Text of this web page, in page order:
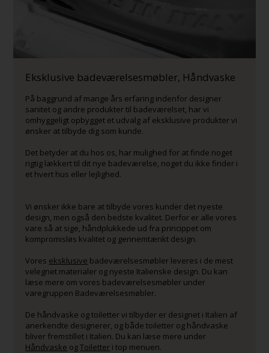
Eksklusive badeværelsesmøbler, Håndvaske
På baggrund af mange års erfaring indenfor designer
sanitet og andre produkter til badeværelset, har vi
omhyggeligt opbygget et udvalg af eksklusive produkter vi
ønsker at tilbyde dig som kunde.
Det betyder at du hos os, har mulighed for at finde noget
rigtig lækkert til dit nye badeværelse, noget du ikke finder i
et hvert hus eller lejlighed.
Vi ønsker ikke bare at tilbyde vores kunder det nyeste
design, men også den bedste kvalitet. Derfor er alle vores
vare så at sige, håndplukkede ud fra princippet om
kompromisløs kvalitet og gennemtænkt design.
Vores eksklusive badeværelsesmøbler leveres i de mest
velegnet materialer og nyeste Italienske design. Du kan
læse mere om vores badeværelsesmøbler under
varegruppen Badeværelsesmøbler.
De håndvaske og toiletter vi tilbyder er designet i Italien af
anerkendte designerer, og både toiletter og håndvaske
bliver fremstillet i Italien. Du kan læse mere under
Håndvaske ogToiletter i top menuen.